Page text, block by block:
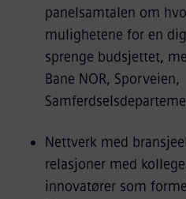
panelsamtalen om
mulighetene for en
sprenge budsjettet,
Bane NOR, Sporveien,
Nettverk med
relasjoner med
innovatører som